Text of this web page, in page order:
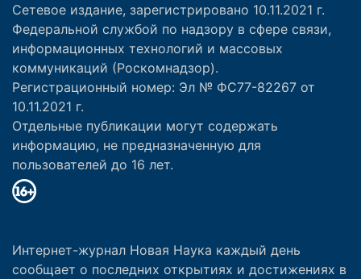
Сетевое издание, зарегистрировано 10.11.2021 г.
Федеральной службой по надзору в сфере связи,
информационных технологий и массовых
коммуникаций (Роскомнадзор).
Регистрационный номер: Эл № ФС77-82267 от
10.11.2021 г.
Отдельные публикации могут содержать
информацию, не предназначенную для
пользователей до 16 лет.
Интернет-журнал Новая Наука каждый день
сообщает о последних открытиях и достижениях в